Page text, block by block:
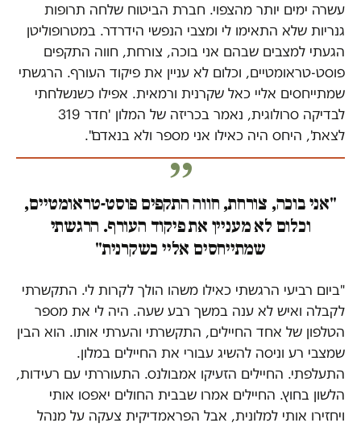
עשרה ימים יותר מהצפוי. חברת הביטוח שלחה תרופות
גנריות שלא התאימו לי ומצבי הנפשי הידרדר. במטרופוליטן
הגעתי למצבים שבהם אני בוכה, צורחת, חווה התקפים
פוסט-טראומטיים, וכלום לא עניין את פיקוד העורף. הרגשתי
שמתייחסים אליי כאל שקרנית ורמאית. אפילו כשנשלחתי
לבדיקה סרולוגית, נאמר בכריזה של המלון 'חדר 319
לצאת', היחס היה כאילו אני מספר ולא בנאדם".
"אני בוכה, צורחת, חווה התקפים פוסט-טראומטיים,
וכלום לא מעניין את פיקוד העורף. הרגשתי
שמתייחסים אליי כשקרנית"
"ביום רביעי הרגשתי כאילו משהו הולך לקרות לי. התקשרתי
לקבלה ואיש לא ענה במשך רבע שעה. היה לי את מספר
הטלפון של אחד החיילים, התקשרתי והערתי אותו. הוא הבין
שמצבי רע וניסה להשיג עבורי את החיילים במלון.
התעלפתי. החיילים הזעיקו אמבולנס. התעוררתי עם רעידות,
הלשון בחוץ. החיילים אמרו שבבית החולים יאפסו אותי
ויחזירו אותי למלונית, אבל הפראמדיקית צעקה על מנהל